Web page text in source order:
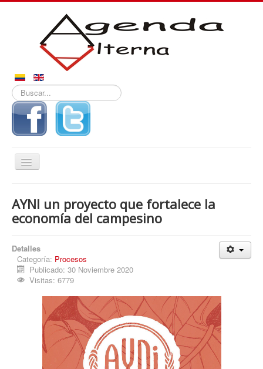
Buscar...
Alternar
navegación
Noticias
Reportajes
Procesos
Región
Multimedia
La Agenda
AYNI un proyecto que fortalece la
economía del campesino
Detalles
Categoría: Procesos
Publicado: 30 Noviembre 2020
Visitas: 6779